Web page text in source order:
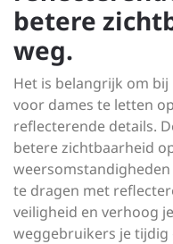
betere
weg.
Het is belangrijk om
voor dames te letten
reflecterende details.
betere zichtbaarheid
te dragen met
veiligheid en verhoog
weggebruikers je tijdig